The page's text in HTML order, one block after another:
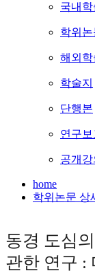
국내
학위논
해외
학술지
단행본
연구보
공개강
home
학위논문 상
동경 도심
관한 연구 :